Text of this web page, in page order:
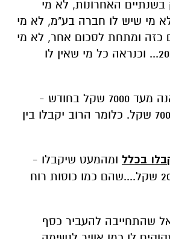
בכלל ומהמעט שיקבלו -
יקבלו בין 2000-7000 שקל....שהם כמו כוסות רוח
שהתחייבה להעביר כסף
יפות אבל בעל המכולת מוכר
גם בדולרים אבל בטח לא
לא מילים של ראש
-
בגלל המצב הכלכלי שהם
במחלות קשות יותר
הנפשי.